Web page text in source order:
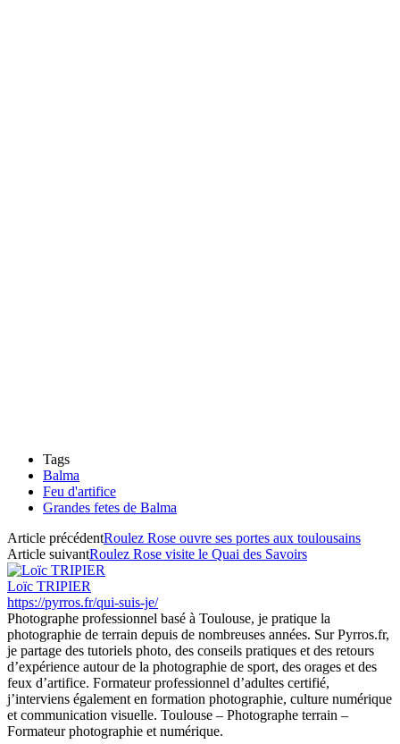
Tags
Balma
Feu d'artifice
Grandes fetes de Balma
Article précédentRoulez Rose ouvre ses portes aux toulousains
Article suivantRoulez Rose visite le Quai des Savoirs
Loïc TRIPIER
https://pyrros.fr/qui-suis-je/
Photographe professionnel basé à Toulouse, je pratique la
photographie de terrain depuis de nombreuses années. Sur Pyrros.fr,
je partage des tutoriels photo, des conseils pratiques et des retours
d’expérience autour de la photographie de sport, des orages et des
feux d’artifice. Formateur professionnel d’adultes certifié,
j’interviens également en formation photographie, culture numérique
et communication visuelle. Toulouse – Photographe terrain –
Formateur photographie et numérique.